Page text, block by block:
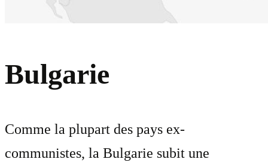
Bulgarie
Comme la plupart des pays ex-
communistes, la Bulgarie subit une